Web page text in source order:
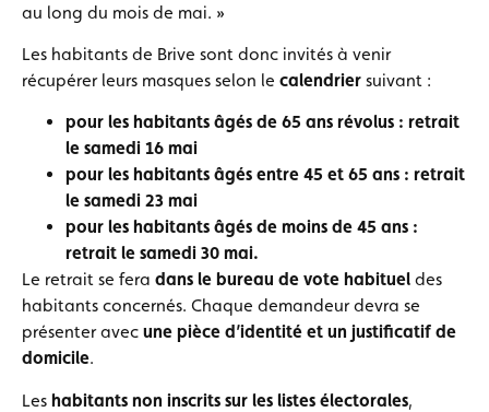
au long du mois de mai. »
Les habitants de Brive sont donc invités à venir
récupérer leurs masques selon le calendrier suivant :
pour les habitants âgés de 65 ans révolus : retrait
le samedi 16 mai
pour les habitants âgés entre 45 et 65 ans : retrait
le samedi 23 mai
pour les habitants âgés de moins de 45 ans :
retrait le samedi 30 mai.
Le retrait se fera dans le bureau de vote habituel des
habitants concernés. Chaque demandeur devra se
présenter avec une pièce d’identité et un justificatif de
domicile.
Les habitants non inscrits sur les listes électorales,